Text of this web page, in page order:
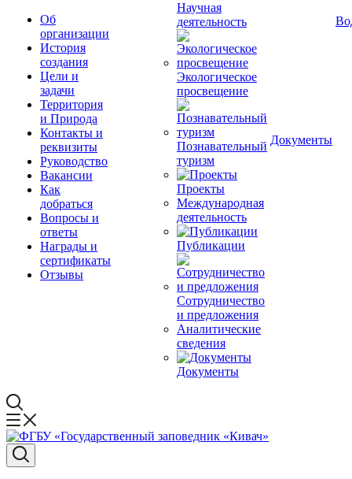
Об
организации
История
создания
Цели и
задачи
Территория
и Природа
Контакты и
реквизиты
Руководство
Вакансии
Как
добраться
Вопросы и
ответы
Награды и
сертификаты
Отзывы
Научная
деятельность
Экологическое
просвещение
Познавательный
туризм
Проекты
Международная
деятельность
Публикации
Сотрудничество
и предложения
Аналитические
сведения
Документы
Документы